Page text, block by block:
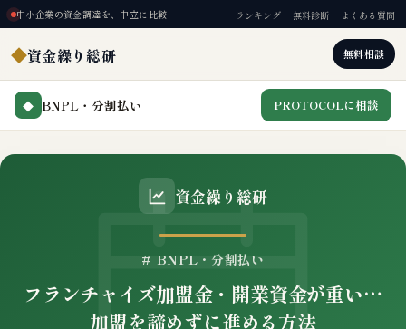
中小企業の資金調達を、中立に比較 ランキング 無料診断 よくある質問
◆資金繰り総研 無料相談
◆ BNPL・分割払い PROTOCOLに相談
資金繰り総研
# BNPL・分割払い
フランチャイズ加盟金・開業資金が重い…
加盟を諦めずに進める方法